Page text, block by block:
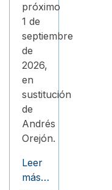
próximo
1 de
septiembre
de
2026,
en
sustitución
de
Andrés
Orejón.
Leer
más…